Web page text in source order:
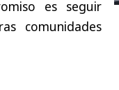
es seguir
comunidades